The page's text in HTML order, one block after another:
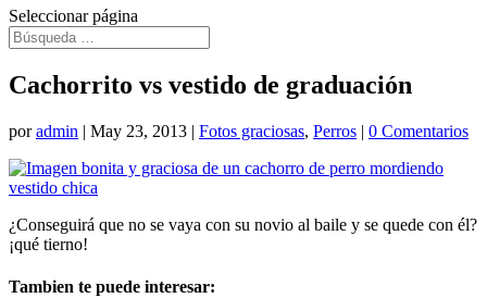
Seleccionar página
Cachorrito vs vestido de graduación
poradmin | May 23, 2013 | Fotos graciosas, Perros | 0 Comentarios
¿Conseguirá que no se vaya con su novio al baile y se quede con él?
¡qué tierno!
Tambien te puede interesar: